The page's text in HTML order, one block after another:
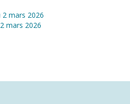
2 mars 2026
mars 2026